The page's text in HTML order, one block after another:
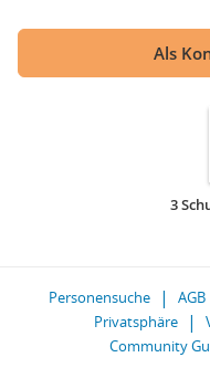
Als
3
Personensuche AGB
Privatsphäre
Community